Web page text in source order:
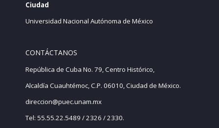
Ciudad
Universidad Nacional Autónoma de México
CONTÁCTANOS
República de Cuba No. 79, Centro Histórico,
Alcaldía Cuauhtémoc, C.P. 06010, Ciudad de México.
direccion@puec.unam.mx
Tel: 55.55.22.5489 / 2326 / 2330.